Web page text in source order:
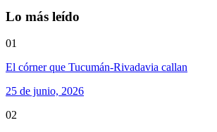
Lo más leído
01
El córner que Tucumán-Rivadavia callan
25 de junio, 2026
02